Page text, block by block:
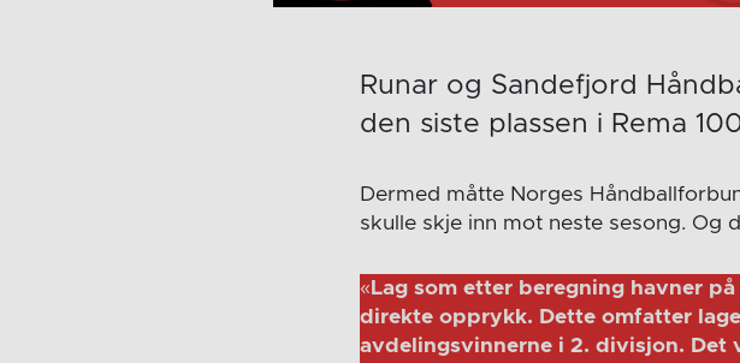
Runar og Sandefjord
den siste plassen i Rema
Dermed måtte Norges
skulle skje inn mot neste sesong. Og
« Lag som etter beregning havner
direkte opprykk. Dette omfatter
avdelingsvinnerne i 2. divisjon. Det